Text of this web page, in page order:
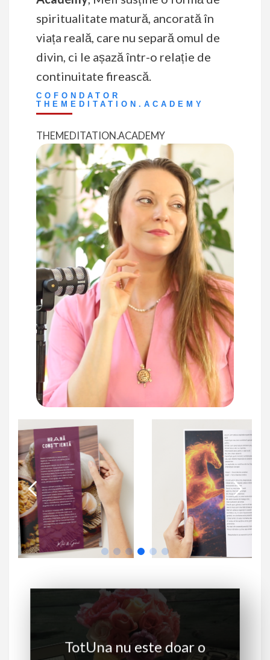
spiritualitate matură, ancorată în
viața reală, care nu separă omul de
divin, ci le așază într-o relație de
continuitate firească.
COFONDATOR
THEMEDITATION.ACADEMY
THEMEDITATION.ACADEMY
TotUna nu este doar o